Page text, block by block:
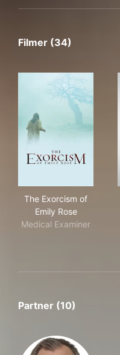
Filmer (34)
The Exorcism of
Emily Rose
Medical Examiner
Partner (10)